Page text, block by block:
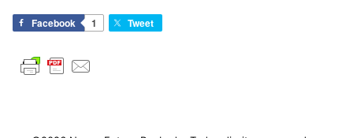
Facebook 1 Tweet